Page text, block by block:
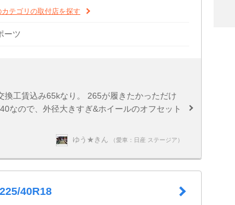
カテゴリの取付店を探す
ーツ
工賃込み65kなり。 265が履きたかっただけ
なので、外径大きすぎ&ホイールのオフセット
ゆう★きん （愛車：日産 ステージア）
40R18